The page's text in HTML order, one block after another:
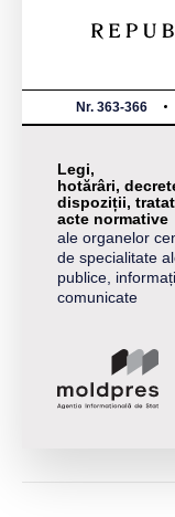
Nr. 363-366
Legi,
hotărâri,
dispoziții,
acte normative
ale organelor
de specialitate
publice,
comunicate